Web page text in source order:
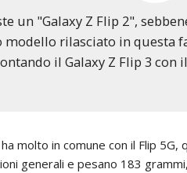
un "Galaxy Z Flip 2",
modello rilasciato in questa
il Galaxy Z Flip 3 con
molto in comune con il Flip
generali e pesano 183